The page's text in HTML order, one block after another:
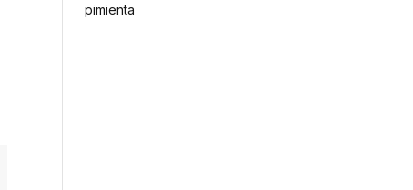
pimienta